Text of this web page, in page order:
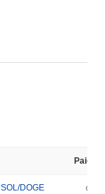
Paio
SOL/DOGE